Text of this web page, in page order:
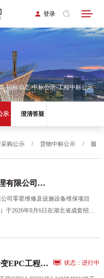
登录
招标动态 中标公示 工程中标公示
示 澄清答疑
购公示 / 货物中标公示 / 服
有限公司零
司零星维修及设施设备维保项目
）于2026年8月6日在湖北省成套招标
公共服务平台、楚天云采E购平台
公司 投标报价（%）：95 服务
符合国家施工验收规范合格标准 招
EPC工程当
状态：进行中